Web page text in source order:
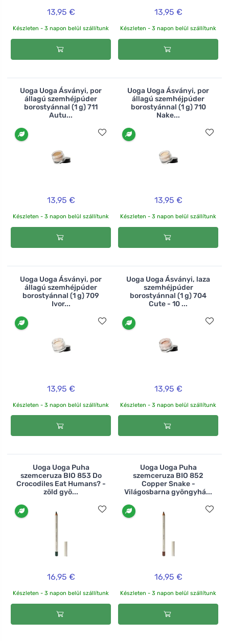
13,95 €
Készleten - 3 napon belül szállítunk
13,95 €
Készleten - 3 napon belül szállítunk
Uoga Uoga Ásványi, por
állagú szemhéjpúder
borostyánnal (1 g) 711
Autu...
13,95 €
Készleten - 3 napon belül szállítunk
Uoga Uoga Ásványi, por
állagú szemhéjpúder
borostyánnal (1 g) 710
Nake...
13,95 €
Készleten - 3 napon belül szállítunk
Uoga Uoga Ásványi, por
állagú szemhéjpúder
borostyánnal (1 g) 709
Ivor...
13,95 €
Készleten - 3 napon belül szállítunk
Uoga Uoga Ásványi, laza
szemhéjpúder
borostyánnal (1 g) 704
Cute - 10 ...
13,95 €
Készleten - 3 napon belül szállítunk
Uoga Uoga Puha
szemceruza BIO 853 Do
Crocodiles Eat Humans? -
zöld gyö...
16,95 €
Készleten - 3 napon belül szállítunk
Uoga Uoga Puha
szemceruza BIO 852
Copper Snake -
Világosbarna gyöngyhá...
16,95 €
Készleten - 3 napon belül szállítunk